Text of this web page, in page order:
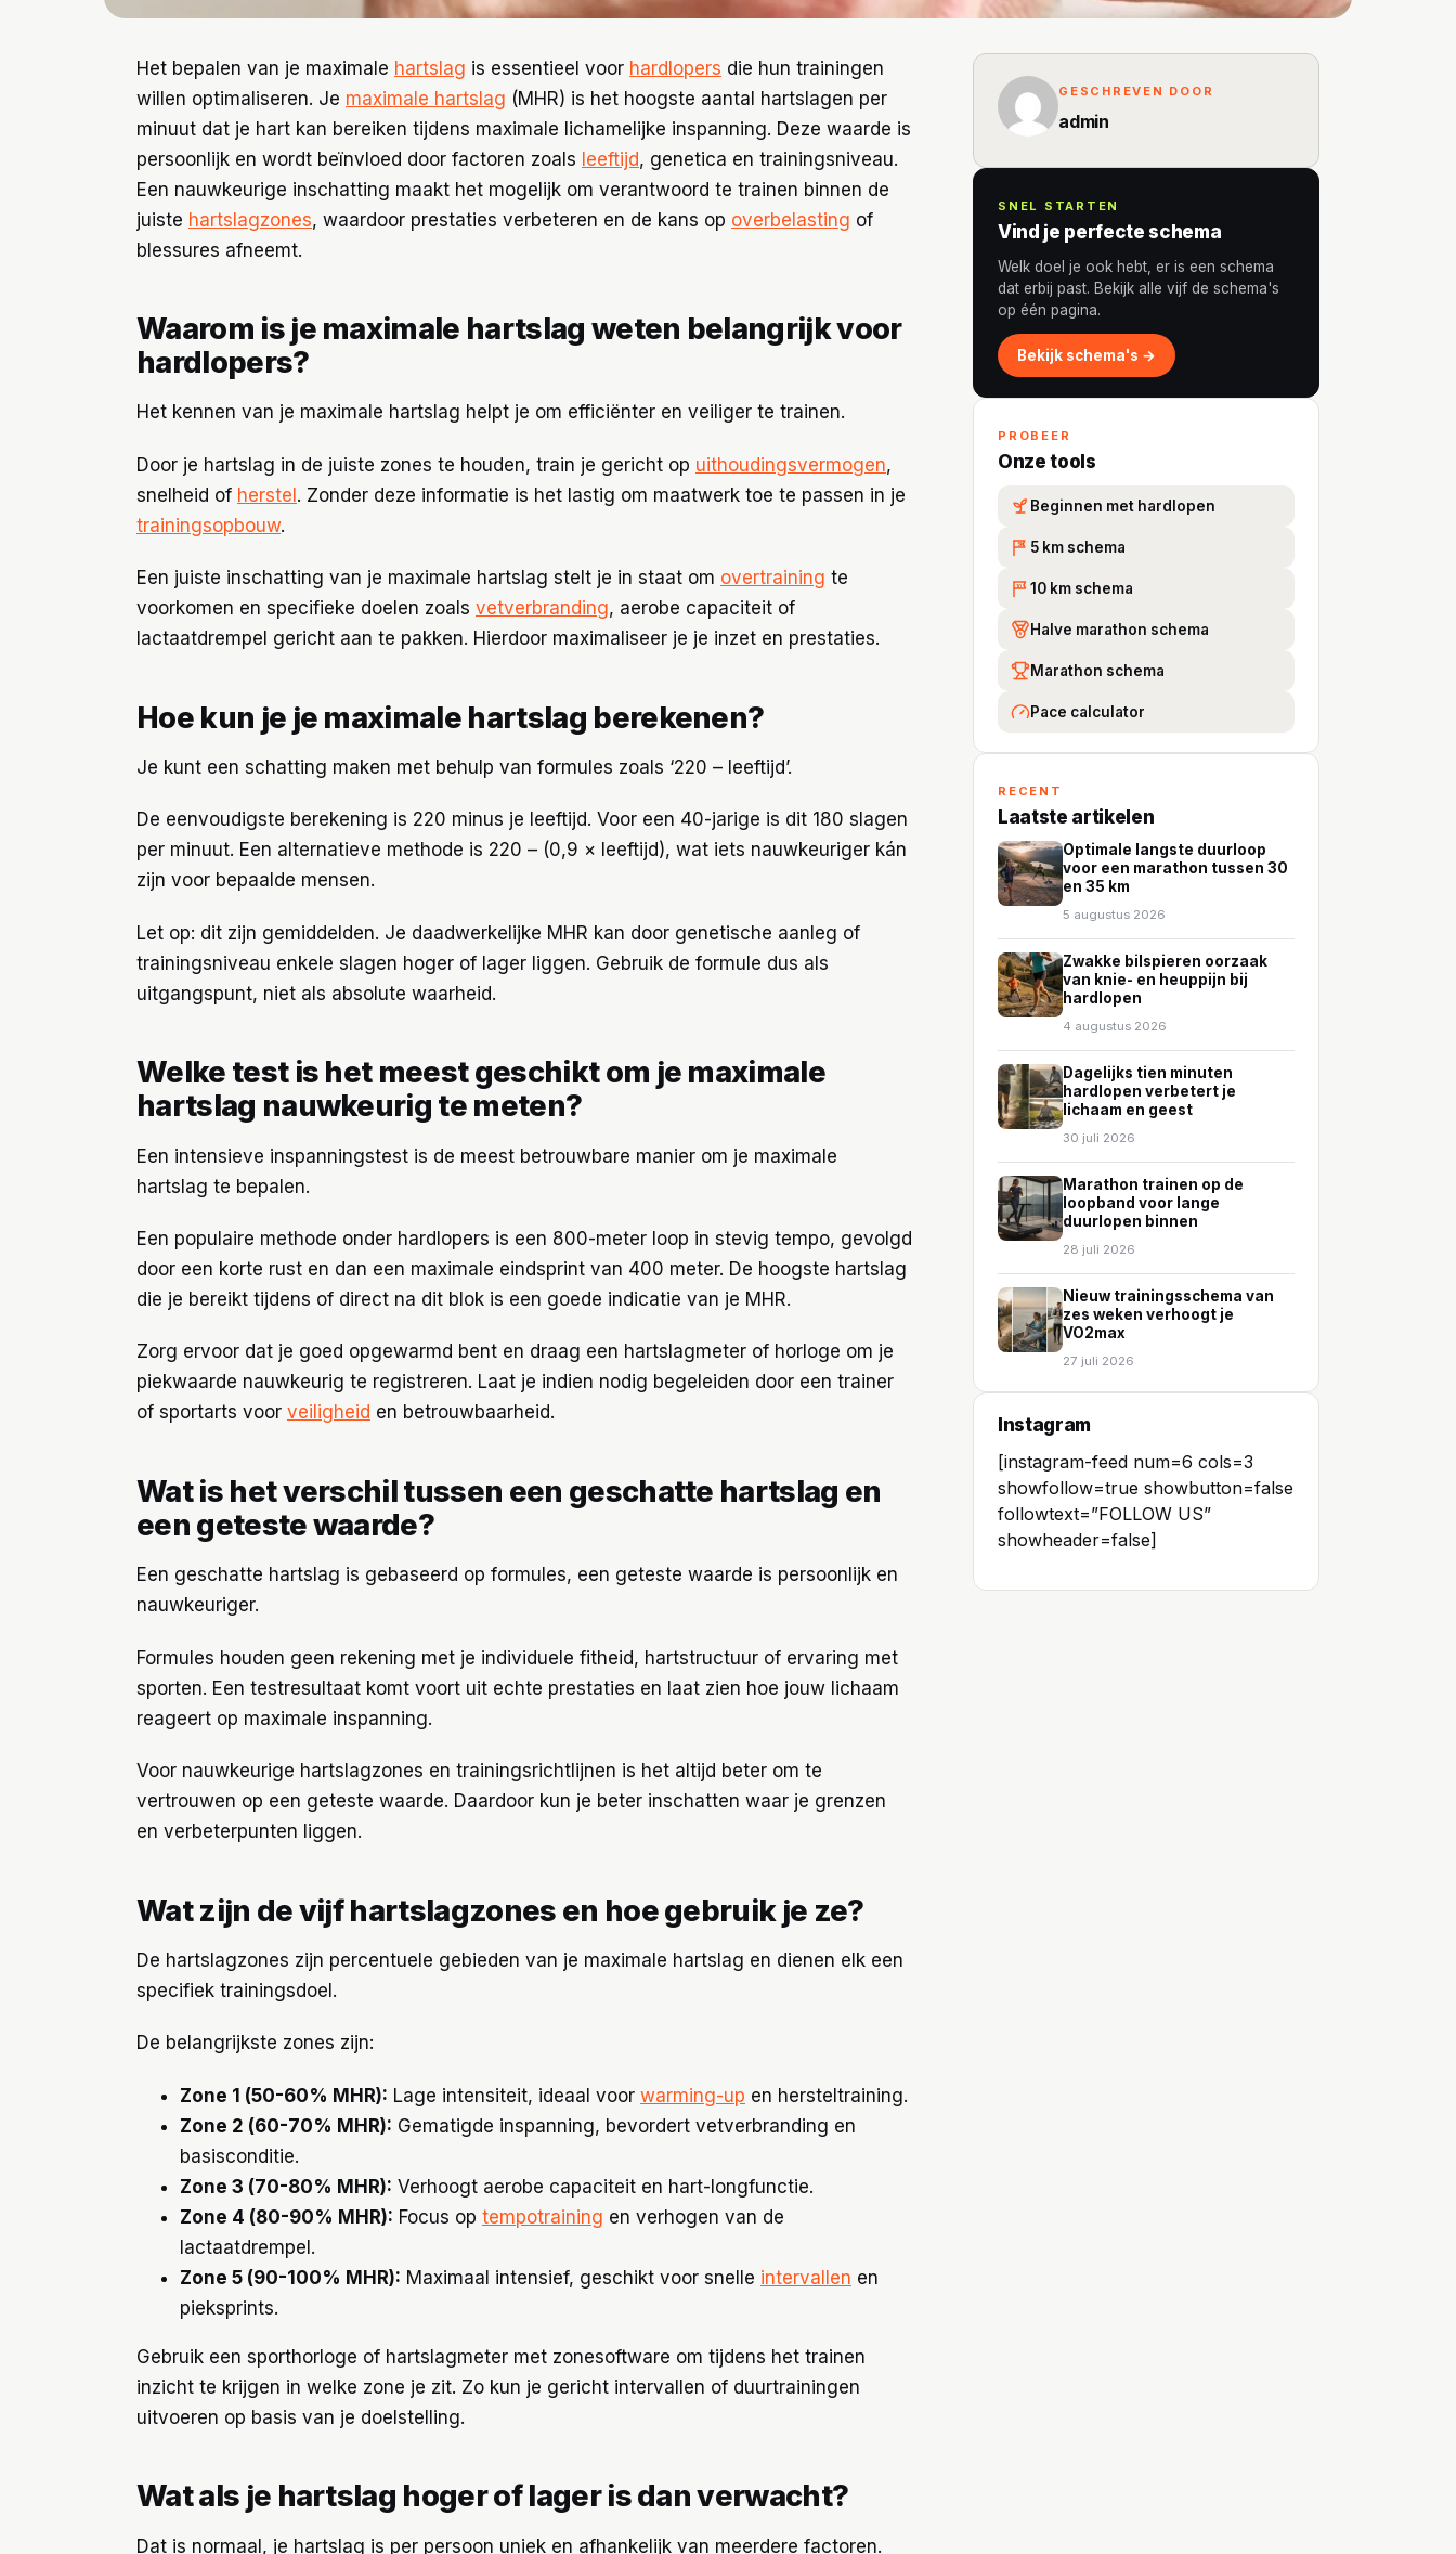
Het bepalen van je maximale hartslag is essentieel voor hardlopers die hun trainingen
willen optimaliseren. Je maximale hartslag (MHR) is het hoogste aantal hartslagen per
minuut dat je hart kan bereiken tijdens maximale lichamelijke inspanning. Deze waarde is
persoonlijk en wordt beïnvloed door factoren zoals leeftijd, genetica en trainingsniveau.
Een nauwkeurige inschatting maakt het mogelijk om verantwoord te trainen binnen de
juiste hartslagzones, waardoor prestaties verbeteren en de kans op overbelasting of
blessures afneemt.
Waarom is je maximale hartslag weten belangrijk voor
hardlopers?
Het kennen van je maximale hartslag helpt je om efficiënter en veiliger te trainen.
Door je hartslag in de juiste zones te houden, train je gericht op uithoudingsvermogen,
snelheid of herstel. Zonder deze informatie is het lastig om maatwerk toe te passen in je
trainingsopbouw.
Een juiste inschatting van je maximale hartslag stelt je in staat om overtraining te
voorkomen en specifieke doelen zoals vetverbranding, aerobe capaciteit of
lactaatdrempel gericht aan te pakken. Hierdoor maximaliseer je je inzet en prestaties.
Hoe kun je je maximale hartslag berekenen?
Je kunt een schatting maken met behulp van formules zoals ‘220 – leeftijd’.
De eenvoudigste berekening is 220 minus je leeftijd. Voor een 40-jarige is dit 180 slagen
per minuut. Een alternatieve methode is 220 – (0,9 × leeftijd), wat iets nauwkeuriger kán
zijn voor bepaalde mensen.
Let op: dit zijn gemiddelden. Je daadwerkelijke MHR kan door genetische aanleg of
trainingsniveau enkele slagen hoger of lager liggen. Gebruik de formule dus als
uitgangspunt, niet als absolute waarheid.
Welke test is het meest geschikt om je maximale
hartslag nauwkeurig te meten?
Een intensieve inspanningstest is de meest betrouwbare manier om je maximale
hartslag te bepalen.
Een populaire methode onder hardlopers is een 800-meter loop in stevig tempo, gevolgd
door een korte rust en dan een maximale eindsprint van 400 meter. De hoogste hartslag
die je bereikt tijdens of direct na dit blok is een goede indicatie van je MHR.
Zorg ervoor dat je goed opgewarmd bent en draag een hartslagmeter of horloge om je
piekwaarde nauwkeurig te registreren. Laat je indien nodig begeleiden door een trainer
of sportarts voor veiligheid en betrouwbaarheid.
Wat is het verschil tussen een geschatte hartslag en
een geteste waarde?
Een geschatte hartslag is gebaseerd op formules, een geteste waarde is persoonlijk en
nauwkeuriger.
Formules houden geen rekening met je individuele fitheid, hartstructuur of ervaring met
sporten. Een testresultaat komt voort uit echte prestaties en laat zien hoe jouw lichaam
reageert op maximale inspanning.
Voor nauwkeurige hartslagzones en trainingsrichtlijnen is het altijd beter om te
vertrouwen op een geteste waarde. Daardoor kun je beter inschatten waar je grenzen
en verbeterpunten liggen.
Wat zijn de vijf hartslagzones en hoe gebruik je ze?
De hartslagzones zijn percentuele gebieden van je maximale hartslag en dienen elk een
specifiek trainingsdoel.
De belangrijkste zones zijn:
Zone 1 (50-60% MHR): Lage intensiteit, ideaal voor warming-up en hersteltraining.
Zone 2 (60-70% MHR): Gematigde inspanning, bevordert vetverbranding en
basisconditie.
Zone 3 (70-80% MHR): Verhoogt aerobe capaciteit en hart-longfunctie.
Zone 4 (80-90% MHR): Focus op tempotraining en verhogen van de
lactaatdrempel.
Zone 5 (90-100% MHR): Maximaal intensief, geschikt voor snelle intervallen en
pieksprints.
Gebruik een sporthorloge of hartslagmeter met zonesoftware om tijdens het trainen
inzicht te krijgen in welke zone je zit. Zo kun je gericht intervallen of duurtrainingen
uitvoeren op basis van je doelstelling.
Wat als je hartslag hoger of lager is dan verwacht?
Dat is normaal, je hartslag is per persoon uniek en afhankelijk van meerdere factoren.
GESCHREVEN DOOR
admin
SNEL STARTEN
Vind je perfecte schema
Welk doel je ook hebt, er is een schema
dat erbij past. Bekijk alle vijf de schema's
op één pagina.
Bekijk schema's →
PROBEER
Onze tools
Beginnen met hardlopen
5K 5 km schema
10 10 km schema
Halve marathon schema
Marathon schema
Pace calculator
RECENT
Laatste artikelen
Optimale langste duurloop
voor een marathon tussen 30
en 35 km
5 augustus 2026
Zwakke bilspieren oorzaak
van knie- en heuppijn bij
hardlopen
4 augustus 2026
Dagelijks tien minuten
hardlopen verbetert je
lichaam en geest
30 juli 2026
Marathon trainen op de
loopband voor lange
duurlopen binnen
28 juli 2026
Nieuw trainingsschema van
zes weken verhoogt je
VO2max
27 juli 2026
Instagram
[instagram-feed num=6 cols=3
showfollow=true showbutton=false
followtext=”FOLLOW US”
showheader=false]